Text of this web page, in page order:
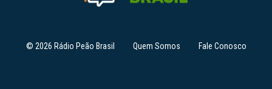
© 2026 Rádio Peão Brasil Quem Somos Fale Conosco